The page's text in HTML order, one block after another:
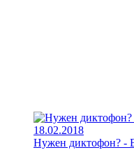
18.02.2018
Нужен диктофон? -